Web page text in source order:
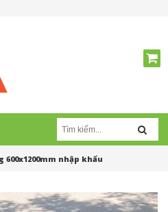
nhập khẩu